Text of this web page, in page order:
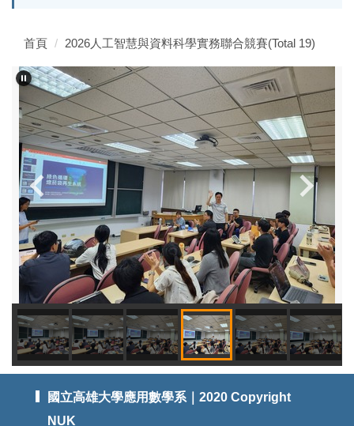
首頁 2026人工智慧與資料科學實務聯合競賽(Total 19)
國立高雄大學應用數學系｜2020 Copyright
NUK